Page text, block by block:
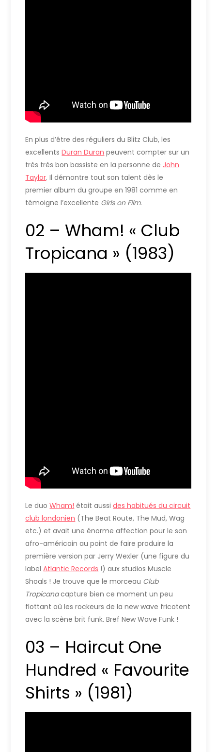
En plus d’être des réguliers du Blitz Club, les
excellentsDuran Duran peuvent compter sur un
très très bon bassiste en la personne deJohn
Taylor. Il démontre tout son talent dès le
premier album du groupe en 1981 comme en
témoigne l’excellente Girls on Film.
02 – Wham! « Club
Tropicana » (1983)
Le duoWham! était aussides habitués du circuit
club londonien (The Beat Route, The Mud, Wag
etc.) et avait une énorme affection pour le son
afro-américain au point de faire produire la
première version par Jerry Wexler (une figure du
labelAtlantic Records !) aux studios Muscle
Shoals ! Je trouve que le morceau Club
Tropicanacapture bien ce moment un peu
flottant où les rockeurs de la new wave fricotent
avec la scène brit funk. Bref New Wave Funk !
03 – Haircut One
Hundred « Favourite
Shirts » (1981)